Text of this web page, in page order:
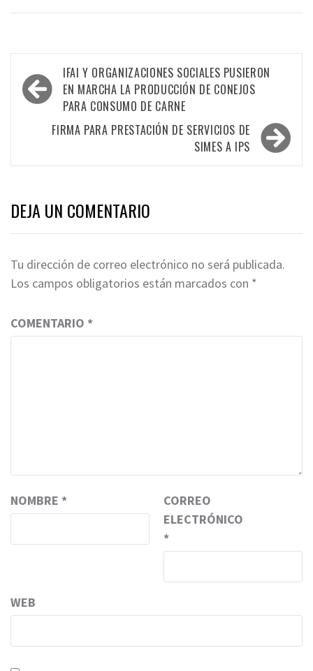
Navegación
de
entradas
IFAI Y ORGANIZACIONES SOCIALES PUSIERON
EN MARCHA LA PRODUCCIÓN DE CONEJOS
PARA CONSUMO DE CARNE
FIRMA PARA PRESTACIÓN DE SERVICIOS DE
SIMES A IPS
DEJA UN COMENTARIO
Tu dirección de correo electrónico no será publicada.
Los campos obligatorios están marcados con *
COMENTARIO *
NOMBRE *
CORREO
ELECTRÓNICO
*
WEB